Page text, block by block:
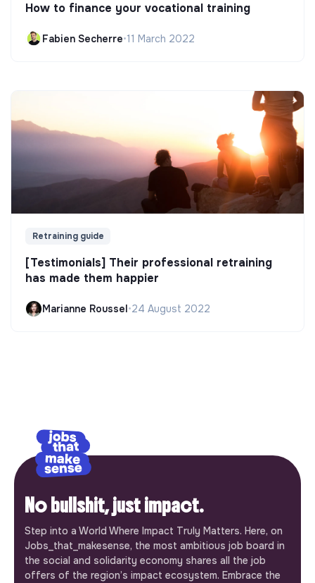
How to finance your vocational training
Fabien Secherre•11 March 2022
Retraining guide
[Testimonials] Their professional retraining
has made them happier
Marianne Roussel•24 August 2022
No bullshit, just impact.
Step into a World Where Impact Truly Matters. Here, on
Jobs_that_makesense, the most ambitious job board in
the social and solidarity economy shares all the job
offers of the region’s impact ecosystem. Embrace the